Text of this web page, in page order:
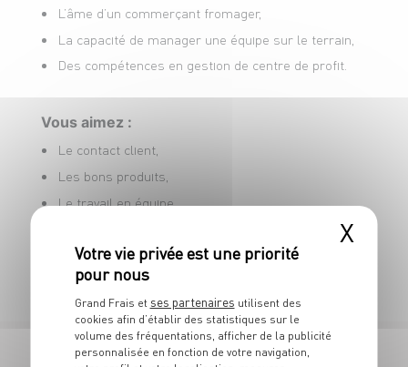
L’âme d’un commerçant fromager,
La capacité de manager une équipe sur le terrain,
Des compétences en gestion de centre de profit.
Vous aimez :
Le contact client,
Les bons produits,
Le travail en équipe.
Postulez et rejoignez une entreprise offrant de
belles perspectives d’évolution !
X
Grand Frais et ses partenaires utilisent des
cookies afin d’établir des statistiques sur le
volume des fréquentations, afficher de la publicité
personnalisée en fonction de votre navigation,